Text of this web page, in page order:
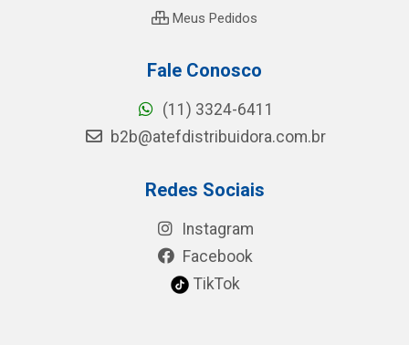
Meus Pedidos
Fale Conosco
(11) 3324-6411
b2b@atefdistribuidora.com.br
Redes Sociais
Instagram
Facebook
TikTok